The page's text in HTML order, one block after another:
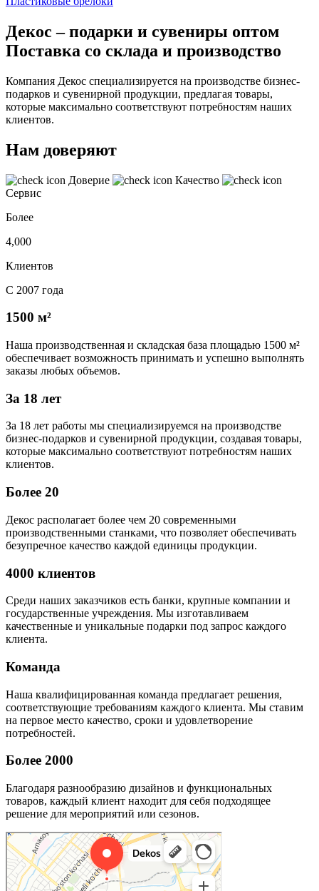
Декос – подарки и сувениры оптом
Поставка со склада и производство
Компания Декос специализируется на производстве бизнес-
подарков и сувенирной продукции, предлагая товары,
которые максимально соответствуют потребностям наших
клиентов.
Нам доверяют
Доверие
Качество
Сервис
Более
4,000
Клиентов
С 2007 года
1500 м²
Наша производственная и складская база площадью 1500 м²
обеспечивает возможность принимать и успешно выполнять
заказы любых объемов.
За 18 лет
За 18 лет работы мы специализируемся на производстве
бизнес-подарков и сувенирной продукции, создавая товары,
которые максимально соответствуют потребностям наших
клиентов.
Более 20
Декос располагает более чем 20 современными
производственными станками, что позволяет обеспечивать
безупречное качество каждой единицы продукции.
4000 клиентов
Среди наших заказчиков есть банки, крупные компании и
государственные учреждения. Мы изготавливаем
качественные и уникальные подарки под запрос каждого
клиента.
Команда
Наша квалифицированная команда предлагает решения,
соответствующие требованиям каждого клиента. Мы ставим
на первое место качество, сроки и удовлетворение
потребностей.
Более 2000
Благодаря разнообразию дизайнов и функциональных
товаров, каждый клиент находит для себя подходящее
решение для мероприятий или сезонов.